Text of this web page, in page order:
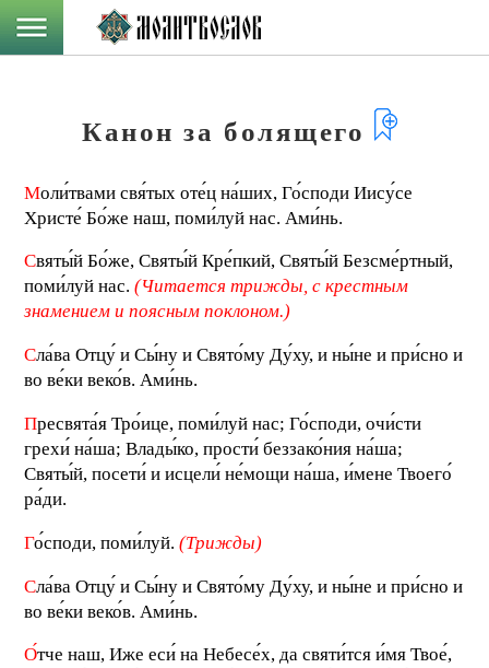
Канон за болящего
Моли́твами свя́тых оте́ц на́ших, Го́споди Иису́се
Христе́ Бо́же наш, поми́луй нас. Ами́нь.
Святы́й Бо́же, Святы́й Кре́пкий, Святы́й Безсме́ртный,
поми́луй нас.(Читается трижды, с крестным
знамением и поясным поклоном.)
Сла́ва Отцу́ и Сы́ну и Свято́му Ду́ху, и ны́не и при́сно и
во ве́ки веко́в. Ами́нь.
Пресвята́я Тро́ице, поми́луй нас; Го́споди, очи́сти
грехи́ на́ша; Влады́ко, прости́ беззако́ния на́ша;
Святы́й, посети́ и исцели́ не́мощи на́ша, и́мене Твоего́
ра́ди.
Го́споди, поми́луй.(Трижды)
Сла́ва Отцу́ и Сы́ну и Свято́му Ду́ху, и ны́не и при́сно и
во ве́ки веко́в. Ами́нь.
О́тче наш, Иже еси́ на Небесе́х, да святи́тся и́мя Твое́,